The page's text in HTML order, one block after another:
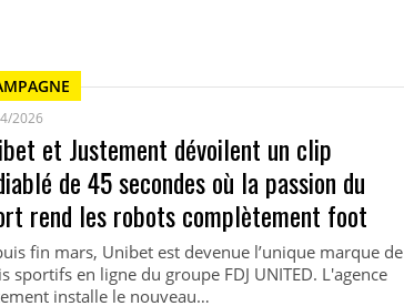
2026
et Justement dévoilent un clip
de 45 secondes où la passion du
rend les robots complètement foot
fin mars, Unibet est devenue l’unique marque de
sportifs en ligne du groupe FDJ UNITED. L'agence
installe le nouveau…